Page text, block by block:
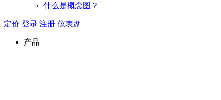
什么是概念图？
定价 登录 注册 仪表盘
产品